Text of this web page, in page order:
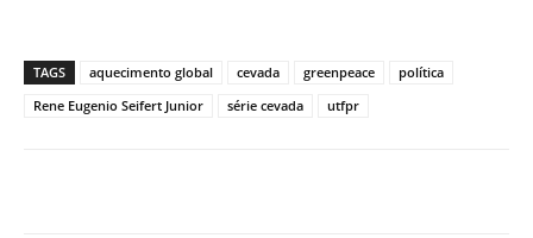
TAGS aquecimento global cevada greenpeace
política
Rene Eugenio Seifert Junior
série cevada utfpr